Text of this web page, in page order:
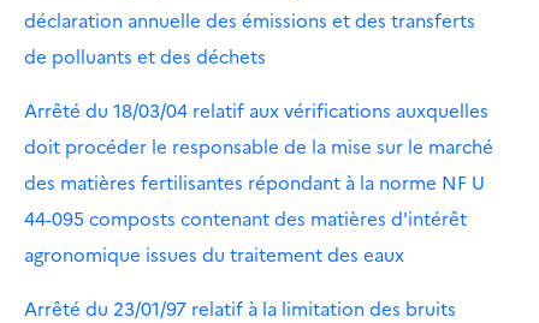
déclaration annuelle des émissions et des transferts
de polluants et des déchets
Arrêté du 18/03/04 relatif aux vérifications auxquelles
doit procéder le responsable de la mise sur le marché
des matières fertilisantes répondant à la norme NF U
44-095 composts contenant des matières d'intérêt
agronomique issues du traitement des eaux
Arrêté du 23/01/97 relatif à la limitation des bruits